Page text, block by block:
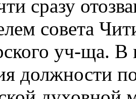
сразу
совета
уч-ща. В
должности